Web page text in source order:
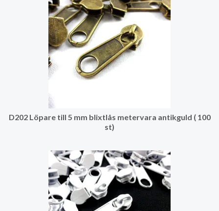
D202 Löpare till 5 mm blixtlås metervara antikguld ( 100
st)